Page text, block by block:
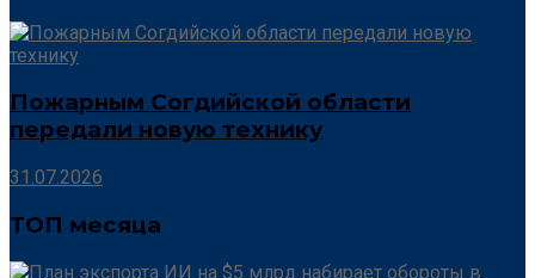
Пожарным Согдийской области
передали новую технику
31.07.2026
ТОП месяца